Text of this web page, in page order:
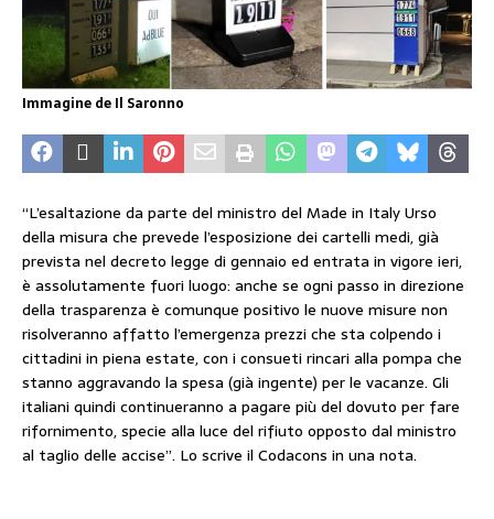
Immagine de Il Saronno
“L’esaltazione da parte del ministro del Made in Italy Urso
della misura che prevede l’esposizione dei cartelli medi, già
prevista nel decreto legge di gennaio ed entrata in vigore ieri,
è assolutamente fuori luogo: anche se ogni passo in direzione
della trasparenza è comunque positivo le nuove misure non
risolveranno affatto l’emergenza prezzi che sta colpendo i
cittadini in piena estate, con i consueti rincari alla pompa che
stanno aggravando la spesa (già ingente) per le vacanze. Gli
italiani quindi continueranno a pagare più del dovuto per fare
rifornimento, specie alla luce del rifiuto opposto dal ministro
al taglio delle accise”. Lo scrive il Codacons in una nota.